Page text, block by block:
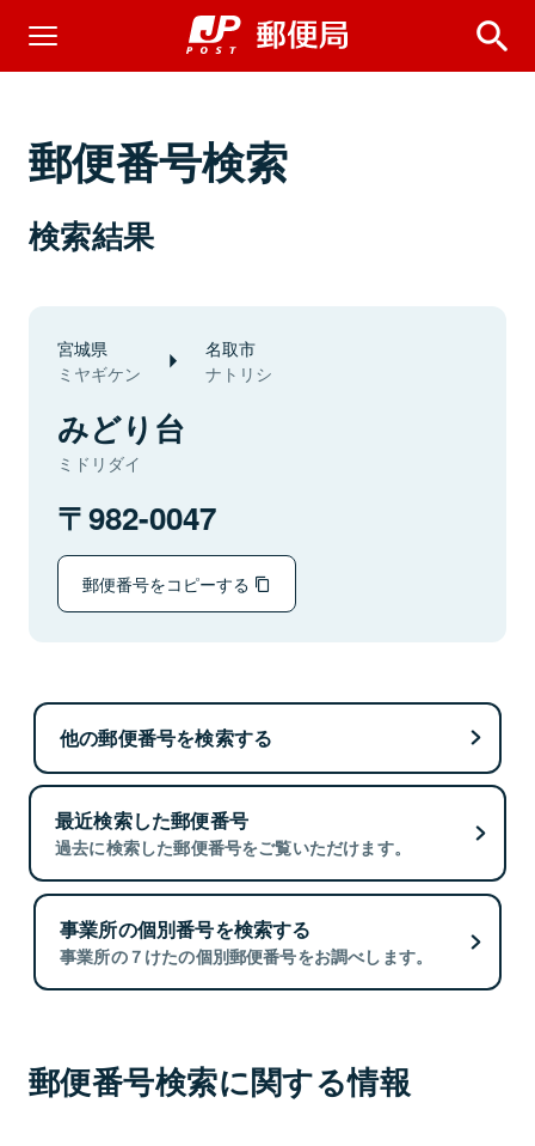
郵便番号検索
検索結果
宮城県
ミヤギケン
名取市
ナトリシ
みどり台
ミドリダイ
982-0047
郵便番号をコピーする
他の郵便番号を検索する
最近検索した郵便番号
過去に検索した郵便番号をご覧いただけます。
事業所の個別番号を検索する
事業所の７けたの個別郵便番号をお調べします。
郵便番号検索に関する情報